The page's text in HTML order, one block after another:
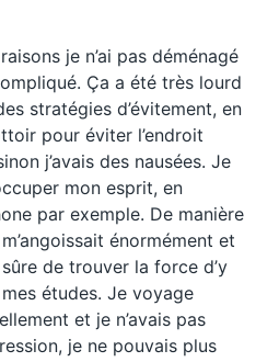
je n’ai pas déménagé
Ça a été très lourd
stratégies d’évitement, en
pour éviter l’endroit
j’avais des nausées. Je
mon esprit, en
par exemple. De manière
énormément et
de trouver la force d’y
études. Je voyage
et je n’avais pas
je ne pouvais plus